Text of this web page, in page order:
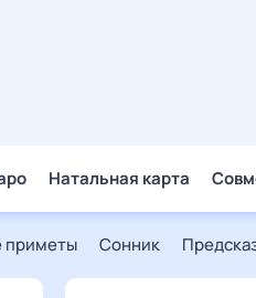
Натальная карта
приметы Сонник